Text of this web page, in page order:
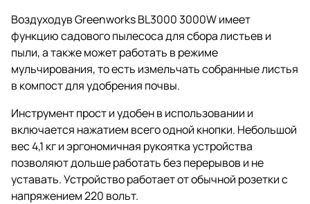
Воздуходув Greenworks BL3000 3000W имеет
функцию садового пылесоса для сбора листьев и
пыли, а также может работать в режиме
мульчирования, то есть измельчать собранные листья
в компост для удобрения почвы.
Инструмент прост и удобен в использовании и
включается нажатием всего одной кнопки. Небольшой
вес 4,1 кг и эргономичная рукоятка устройства
позволяют дольше работать без перерывов и не
уставать. Устройство работает от обычной розетки с
напряжением 220 вольт.